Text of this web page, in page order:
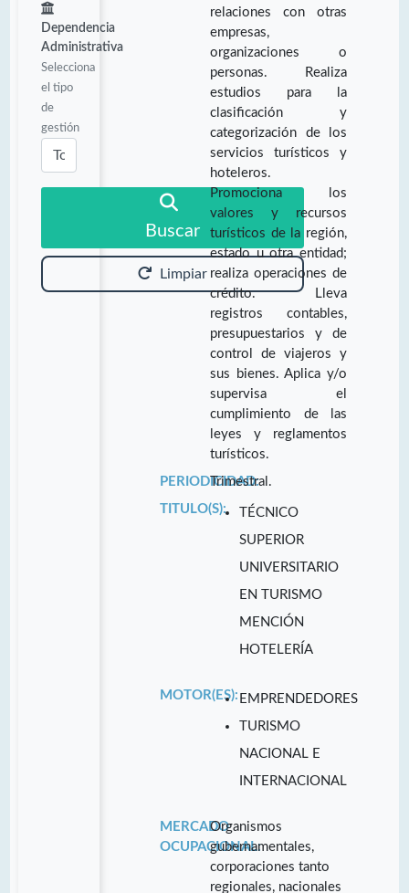
Dependencia
Administrativa
Selecciona
el tipo
de
gestión
Buscar
Limpiar
relaciones con otras
empresas,
organizaciones o
personas. Realiza
estudios para la
clasificación y
categorización de los
servicios turísticos y
hoteleros.
Promociona los
valores y recursos
turísticos de la región,
estado u otra entidad;
realiza operaciones de
crédito. Lleva
registros contables,
presupuestarios y de
control de viajeros y
sus bienes. Aplica y/o
supervisa el
cumplimiento de las
leyes y reglamentos
turísticos.
PERIODICIDAD:
Trimestral.
TITULO(S):
TÉCNICO
SUPERIOR
UNIVERSITARIO
EN TURISMO
MENCIÓN
HOTELERÍA
MOTOR(ES): EMPRENDEDORES
TURISMO
NACIONAL E
INTERNACIONAL
MERCADO
OCUPACIONAL:
Organismos
gubernamentales,
corporaciones tanto
regionales, nacionales